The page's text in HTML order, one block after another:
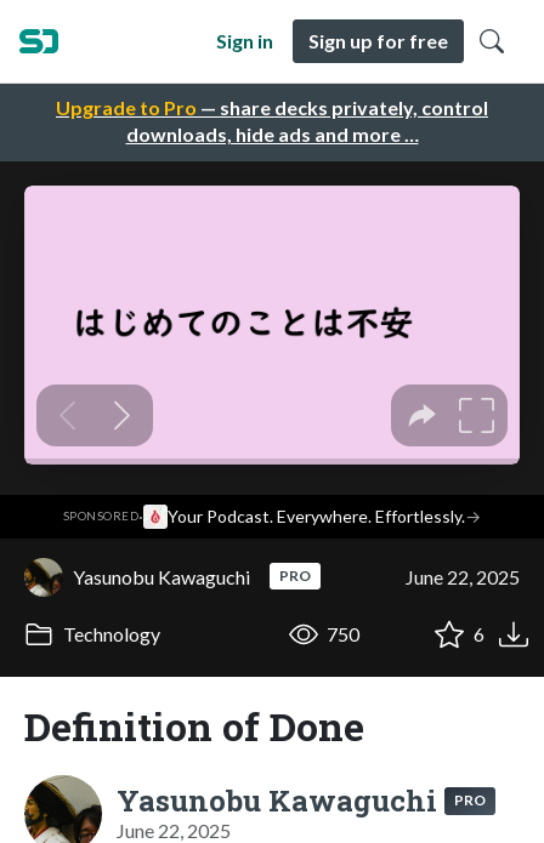
Upgrade to Pro — share decks privately, control
downloads, hide ads and more …
Sign in Sign up for free
SPONSORED· Your Podcast. Everywhere. Effortlessly.→
Yasunobu Kawaguchi PRO June 22, 2025
Technology 750 6
Definition of Done
Yasunobu Kawaguchi PRO
June 22, 2025